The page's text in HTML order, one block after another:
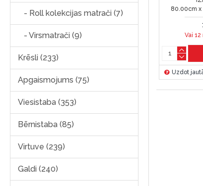
- Roll kolekcijas matrači (7)
- Virsmatrači (9)
Krēsli (233)
Apgaismojums (75)
Viesistaba (353)
Bērnistaba (85)
Virtuve (239)
Galdi (240)
80.00cm x
Vai
Uzdot